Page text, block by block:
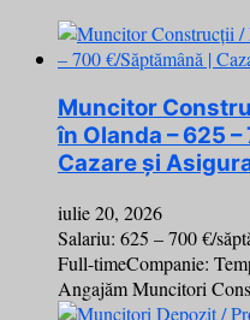
Muncitor
în Olanda – 625
Cazare și
iulie 20, 2026
Salariu: 625 – 700 €/
Full-timeCompanie:
Angajăm Muncitori